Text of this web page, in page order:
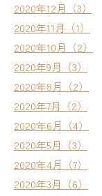
2020年12月（3）
2020年11月（1）
2020年10月（2）
2020年9月（3）
2020年8月（2）
2020年7月（2）
2020年6月（4）
2020年5月（3）
2020年4月（7）
2020年3月（6）